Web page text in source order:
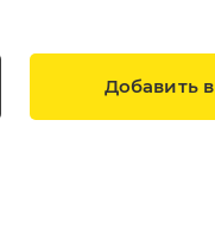
Добавить в